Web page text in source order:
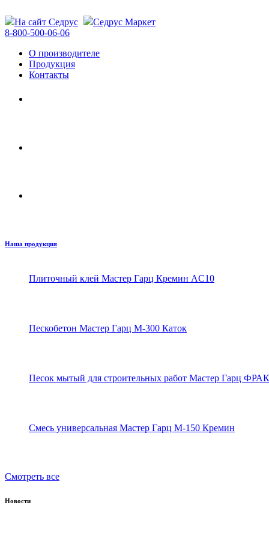
На сайт Седрус
Седрус Маркет
8-800-500-06-06
О производителе
Продукция
Контакты
Наша продукция
Плиточный клей Мастер Гарц Кремин AC10
Пескобетон Мастер Гарц М-300 Каток
Песок мытый для строительных работ Мастер Гарц
Смесь универсальная Мастер Гарц М-150 Кремин
Смотреть все
Новости